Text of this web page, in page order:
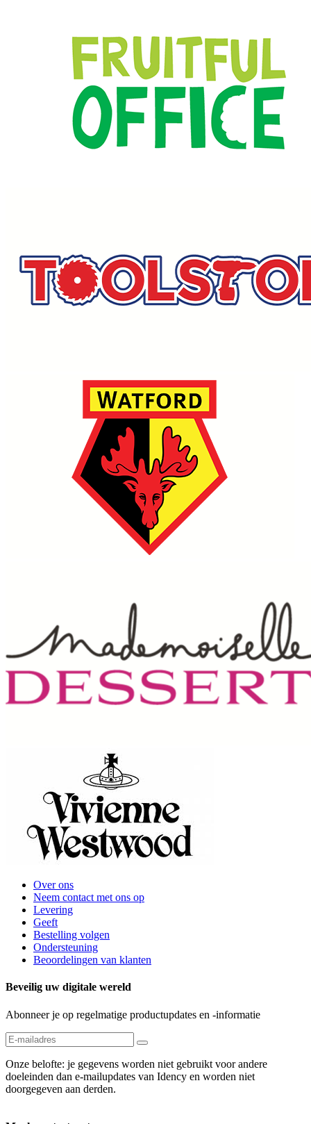
Over ons
Neem contact met ons op
Levering
Geeft
Bestelling volgen
Ondersteuning
Beoordelingen van klanten
Beveilig uw digitale wereld
Abonneer je op regelmatige productupdates en -informatie
Onze belofte: je gegevens worden niet gebruikt voor andere
doeleinden dan e-mailupdates van Idency en worden niet
doorgegeven aan derden.